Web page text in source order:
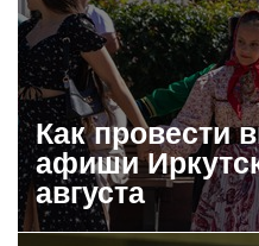
Как провести
афиши
августа